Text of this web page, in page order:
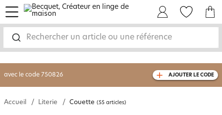
Rechercher un article ou une référence
menu
-30% sur votre commandedès 2 articles
livraison GRATUITEdès 110€ d'achat
avec le code 750826 AJOUTER LE CODE
Accueil Literie Couette (55 articles)